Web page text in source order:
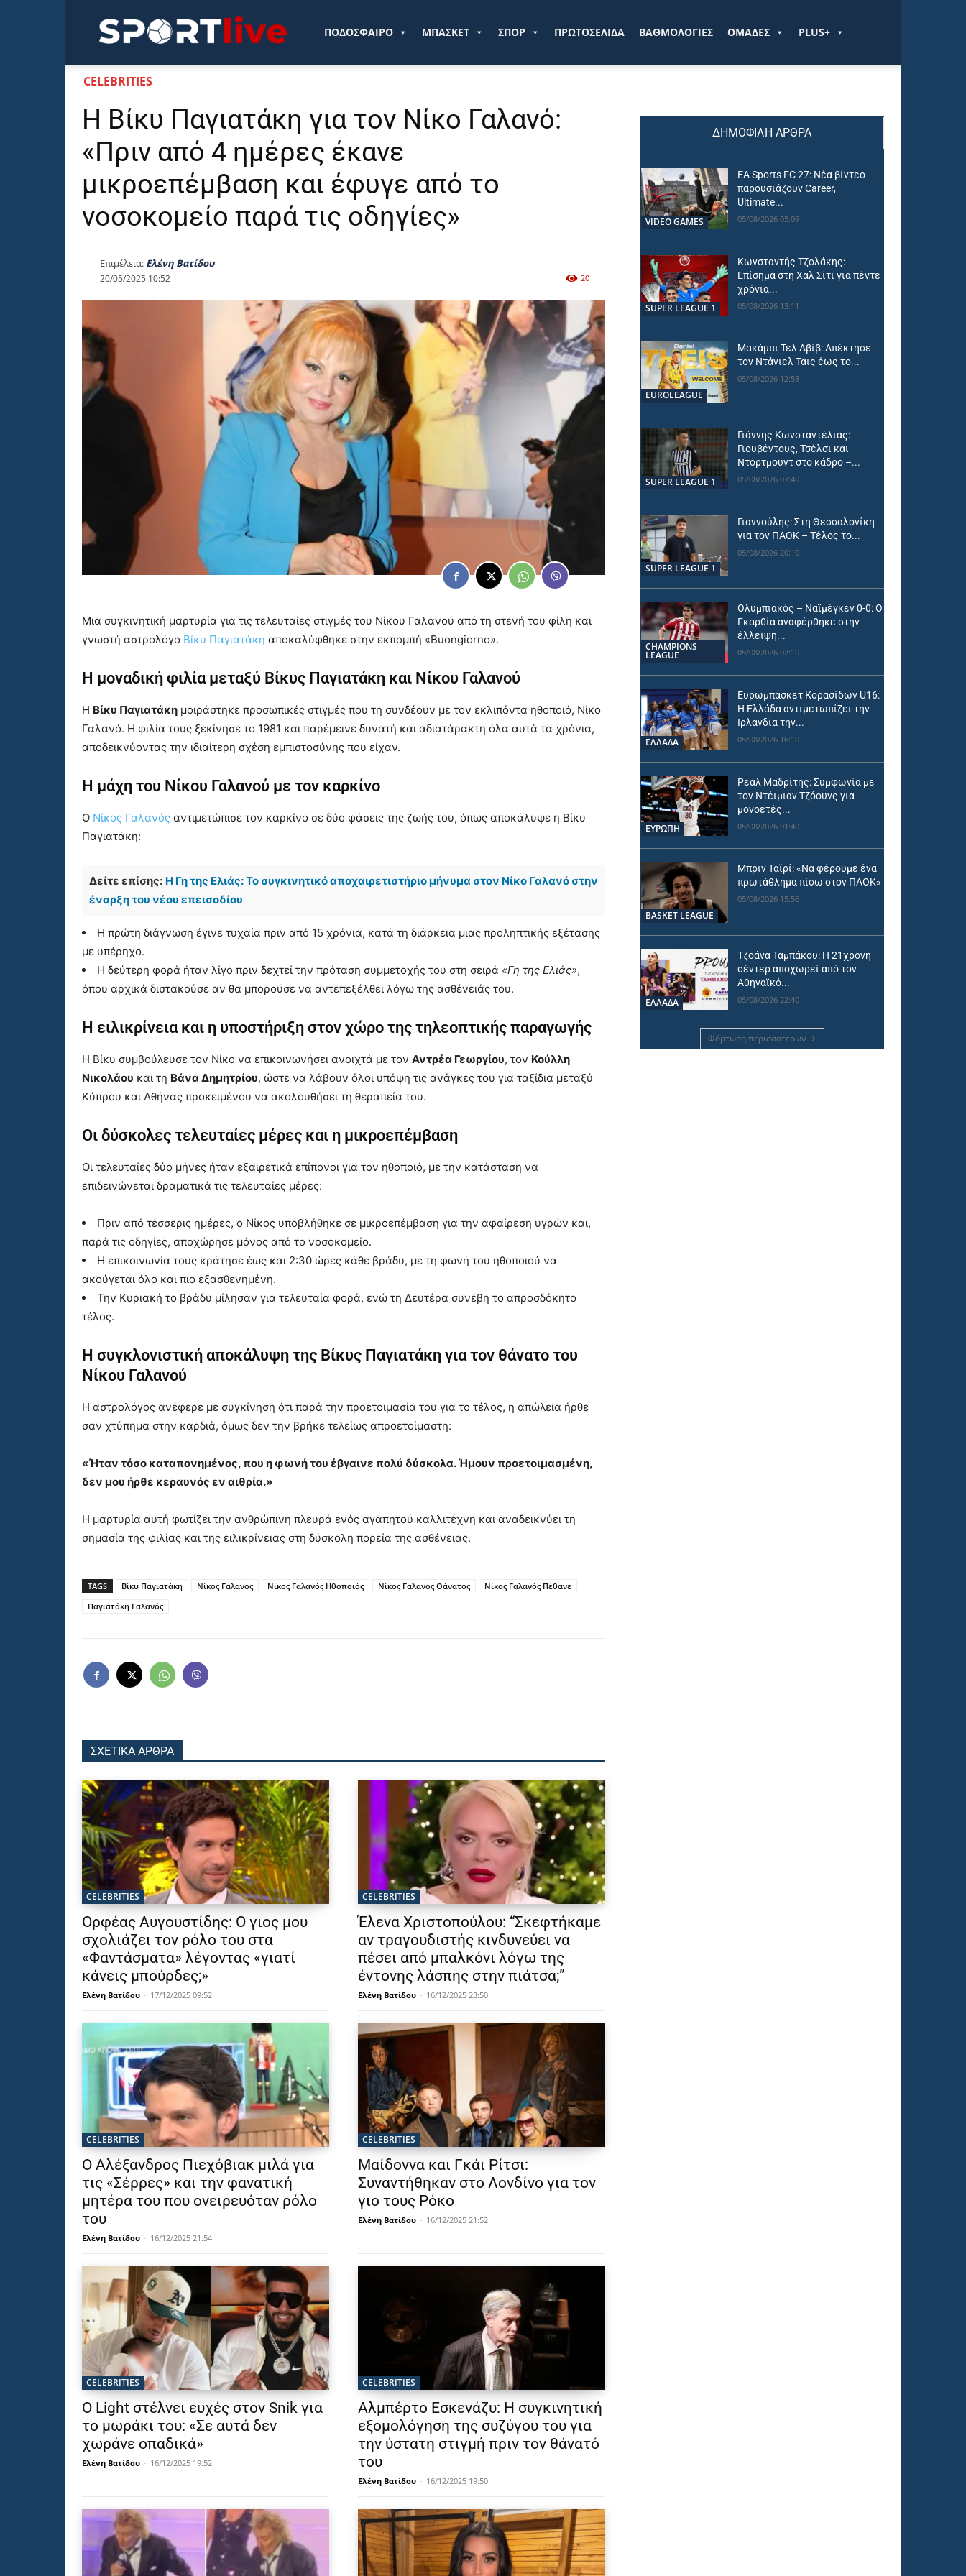
Sportlive.grΠΟΔΟΣΦΑΙΡΟ ΜΠΑΣΚΕΤ ΣΠΟΡ ΠΡΩΤΟΣΕΛΙΔΑ ΒΑΘΜΟΛΟΓΙΕΣ ΟΜΑΔΕΣ PLUS+
CELEBRITIES
Η Βίκυ Παγιατάκη για τον Νίκο Γαλανό:
«Πριν από 4 ημέρες έκανε
μικροεπέμβαση και έφυγε από το
νοσοκομείο παρά τις οδηγίες»
Επιμέλεια: Ελένη Βατίδου
20/05/2025 10:52 20
Μια συγκινητική μαρτυρία για τις τελευταίες στιγμές του Νίκου Γαλανού από τη στενή του φίλη και
γνωστή αστρολόγο Βίκυ Παγιατάκη αποκαλύφθηκε στην εκπομπή «Buongiorno».
Η μοναδική φιλία μεταξύ Βίκυς Παγιατάκη και Νίκου Γαλανού
Η Βίκυ Παγιατάκη μοιράστηκε προσωπικές στιγμές που τη συνδέουν με τον εκλιπόντα ηθοποιό, Νίκο
Γαλανό. Η φιλία τους ξεκίνησε το 1981 και παρέμεινε δυνατή και αδιατάρακτη όλα αυτά τα χρόνια,
αποδεικνύοντας την ιδιαίτερη σχέση εμπιστοσύνης που είχαν.
Η μάχη του Νίκου Γαλανού με τον καρκίνο
Ο Νίκος Γαλανός αντιμετώπισε τον καρκίνο σε δύο φάσεις της ζωής του, όπως αποκάλυψε η Βίκυ
Παγιατάκη:
Δείτε επίσης: Η Γη της Ελιάς: Το συγκινητικό αποχαιρετιστήριο μήνυμα στον Νίκο Γαλανό στην
έναρξη του νέου επεισοδίου
Η πρώτη διάγνωση έγινε τυχαία πριν από 15 χρόνια, κατά τη διάρκεια μιας προληπτικής εξέτασης
με υπέρηχο.
Η δεύτερη φορά ήταν λίγο πριν δεχτεί την πρόταση συμμετοχής του στη σειρά «Γη της Ελιάς»,
όπου αρχικά διστακούσε αν θα μπορούσε να αντεπεξέλθει λόγω της ασθένειάς του.
Η ειλικρίνεια και η υποστήριξη στον χώρο της τηλεοπτικής παραγωγής
Η Βίκυ συμβούλευσε τον Νίκο να επικοινωνήσει ανοιχτά με τον Αντρέα Γεωργίου, τον Κούλλη
Νικολάου και τη Βάνα Δημητρίου, ώστε να λάβουν όλοι υπόψη τις ανάγκες του για ταξίδια μεταξύ
Κύπρου και Αθήνας προκειμένου να ακολουθήσει τη θεραπεία του.
Οι δύσκολες τελευταίες μέρες και η μικροεπέμβαση
Οι τελευταίες δύο μήνες ήταν εξαιρετικά επίπονοι για τον ηθοποιό, με την κατάσταση να
επιδεινώνεται δραματικά τις τελευταίες μέρες:
Πριν από τέσσερις ημέρες, ο Νίκος υποβλήθηκε σε μικροεπέμβαση για την αφαίρεση υγρών και,
παρά τις οδηγίες, αποχώρησε μόνος από το νοσοκομείο.
Η επικοινωνία τους κράτησε έως και 2:30 ώρες κάθε βράδυ, με τη φωνή του ηθοποιού να
ακούγεται όλο και πιο εξασθενημένη.
Την Κυριακή το βράδυ μίλησαν για τελευταία φορά, ενώ τη Δευτέρα συνέβη το απροσδόκητο
τέλος.
Η συγκλονιστική αποκάλυψη της Βίκυς Παγιατάκη για τον θάνατο του
Νίκου Γαλανού
Η αστρολόγος ανέφερε με συγκίνηση ότι παρά την προετοιμασία του για το τέλος, η απώλεια ήρθε
σαν χτύπημα στην καρδιά, όμως δεν την βρήκε τελείως απροετοίμαστη:
«Ήταν τόσο καταπονημένος, που η φωνή του έβγαινε πολύ δύσκολα. Ήμουν προετοιμασμένη,
δεν μου ήρθε κεραυνός εν αιθρία.»
Η μαρτυρία αυτή φωτίζει την ανθρώπινη πλευρά ενός αγαπητού καλλιτέχνη και αναδεικνύει τη
σημασία της φιλίας και της ειλικρίνειας στη δύσκολη πορεία της ασθένειας.
TAGS Βίκυ Παγιατάκη Νίκος Γαλανός Νίκος Γαλανός Ηθοποιός Νίκος Γαλανός Θάνατος
Νίκος Γαλανός Πέθανε
Παγιατάκη Γαλανός
ΣΧΕΤΙΚΑ ΑΡΘΡΑ
CELEBRITIES
Ορφέας Αυγουστίδης: Ο γιος μου
σχολιάζει τον ρόλο του στα
«Φαντάσματα» λέγοντας «γιατί
κάνεις μπούρδες;»
Ελένη Βατίδου - 17/12/2025 09:52
CELEBRITIES
Έλενα Χριστοπούλου: “Σκεφτήκαμε
αν τραγουδιστής κινδυνεύει να
πέσει από μπαλκόνι λόγω της
έντονης λάσπης στην πιάτσα;”
Ελένη Βατίδου - 16/12/2025 23:50
CELEBRITIES
Ο Αλέξανδρος Πιεχόβιακ μιλά για
τις «Σέρρες» και την φανατική
μητέρα του που ονειρευόταν ρόλο
του
Ελένη Βατίδου - 16/12/2025 21:54
CELEBRITIES
Μαίδοννα και Γκάι Ρίτσι:
Συναντήθηκαν στο Λονδίνο για τον
γιο τους Ρόκο
Ελένη Βατίδου - 16/12/2025 21:52
CELEBRITIES
Ο Light στέλνει ευχές στον Snik για
το μωράκι του: «Σε αυτά δεν
χωράνε οπαδικά»
Ελένη Βατίδου - 16/12/2025 19:52
CELEBRITIES
Αλμπέρτο Εσκενάζυ: Η συγκινητική
εξομολόγηση της συζύγου του για
την ύστατη στιγμή πριν τον θάνατό
του
Ελένη Βατίδου - 16/12/2025 19:50
ΔΗΜΟΦΙΛΗ ΑΡΘΡΑ
VIDEO GAMES
EA Sports FC 27: Νέα βίντεο
παρουσιάζουν Career,
Ultimate...
05/08/2026 05:09
SUPER LEAGUE 1
Κωνσταντής Τζολάκης:
Επίσημα στη Χαλ Σίτι για πέντε
χρόνια...
05/08/2026 13:11
EUROLEAGUE
Μακάμπι Τελ Αβίβ: Απέκτησε
τον Ντάνιελ Τάις έως το...
05/08/2026 12:58
SUPER LEAGUE 1
Γιάννης Κωνσταντέλιας:
Γιουβέντους, Τσέλσι και
Ντόρτμουντ στο κάδρο –...
05/08/2026 07:40
SUPER LEAGUE 1
Γιαννούλης: Στη Θεσσαλονίκη
για τον ΠΑΟΚ – Τέλος το...
05/08/2026 20:10
CHAMPIONS
LEAGUE
Ολυμπιακός – Ναϊμέγκεν 0-0: Ο
Γκαρθία αναφέρθηκε στην
έλλειψη...
05/08/2026 02:10
ΕΛΛΑΔΑ
Ευρωμπάσκετ Κορασίδων U16:
Η Ελλάδα αντιμετωπίζει την
Ιρλανδία την...
05/08/2026 16:10
ΕΥΡΩΠΗ
Ρεάλ Μαδρίτης: Συμφωνία με
τον Ντέιμιαν Τζόουνς για
μονοετές...
05/08/2026 01:40
BASKET LEAGUE
Μπριν Ταϊρί: «Να φέρουμε ένα
πρωτάθλημα πίσω στον ΠΑΟΚ»
05/08/2026 15:56
ΕΛΛΑΔΑ
Τζοάνα Ταμπάκου: Η 21χρονη
σέντερ αποχωρεί από τον
Αθηναϊκό...
05/08/2026 22:40
Φόρτωση περισσοτέρων